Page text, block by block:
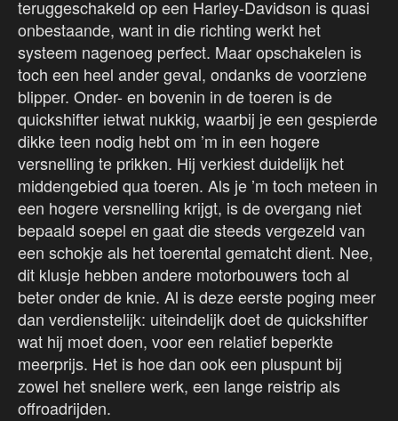
teruggeschakeld op een Harley-Davidson is quasi
onbestaande, want in die richting werkt het
systeem nagenoeg perfect. Maar opschakelen is
toch een heel ander geval, ondanks de voorziene
blipper. Onder- en bovenin in de toeren is de
quickshifter ietwat nukkig, waarbij je een gespierde
dikke teen nodig hebt om ’m in een hogere
versnelling te prikken. Hij verkiest duidelijk het
middengebied qua toeren. Als je ’m toch meteen in
een hogere versnelling krijgt, is de overgang niet
bepaald soepel en gaat die steeds vergezeld van
een schokje als het toerental gematcht dient. Nee,
dit klusje hebben andere motorbouwers toch al
beter onder de knie. Al is deze eerste poging meer
dan verdienstelijk: uiteindelijk doet de quickshifter
wat hij moet doen, voor een relatief beperkte
meerprijs. Het is hoe dan ook een pluspunt bij
zowel het snellere werk, een lange reistrip als
offroadrijden.